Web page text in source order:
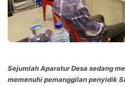
Sejumlah Aparatur Desa sedang
memenuhi pemanggilan penyidik